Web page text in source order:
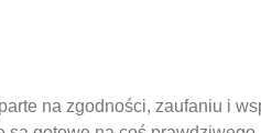
na zgodności, zaufaniu i